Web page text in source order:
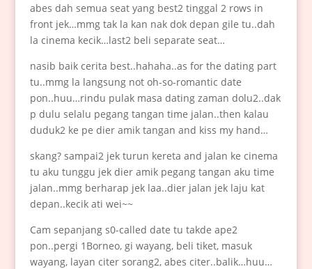
abes dah semua seat yang best2 tinggal 2 rows in
front jek…mmg tak la kan nak dok depan gile tu..dah
la cinema kecik…last2 beli separate seat…
nasib baik cerita best..hahaha..as for the dating part
tu..mmg la langsung not oh-so-romantic date
pon..huu…rindu pulak masa dating zaman dolu2..dak
p dulu selalu pegang tangan time jalan..then kalau
duduk2 ke pe dier amik tangan and kiss my hand…
skang? sampai2 jek turun kereta and jalan ke cinema
tu aku tunggu jek dier amik pegang tangan aku time
jalan..mmg berharap jek laa..dier jalan jek laju kat
depan..kecik ati wei~~
Cam sepanjang s0-called date tu takde ape2
pon..pergi 1Borneo, gi wayang, beli tiket, masuk
wayang, layan citer sorang2, abes citer..balik…huu…